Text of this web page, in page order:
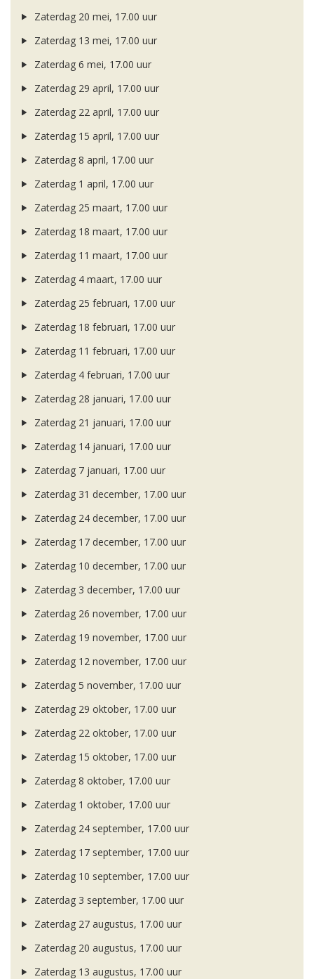
Zaterdag 20 mei, 17.00 uur
Zaterdag 13 mei, 17.00 uur
Zaterdag 6 mei, 17.00 uur
Zaterdag 29 april, 17.00 uur
Zaterdag 22 april, 17.00 uur
Zaterdag 15 april, 17.00 uur
Zaterdag 8 april, 17.00 uur
Zaterdag 1 april, 17.00 uur
Zaterdag 25 maart, 17.00 uur
Zaterdag 18 maart, 17.00 uur
Zaterdag 11 maart, 17.00 uur
Zaterdag 4 maart, 17.00 uur
Zaterdag 25 februari, 17.00 uur
Zaterdag 18 februari, 17.00 uur
Zaterdag 11 februari, 17.00 uur
Zaterdag 4 februari, 17.00 uur
Zaterdag 28 januari, 17.00 uur
Zaterdag 21 januari, 17.00 uur
Zaterdag 14 januari, 17.00 uur
Zaterdag 7 januari, 17.00 uur
Zaterdag 31 december, 17.00 uur
Zaterdag 24 december, 17.00 uur
Zaterdag 17 december, 17.00 uur
Zaterdag 10 december, 17.00 uur
Zaterdag 3 december, 17.00 uur
Zaterdag 26 november, 17.00 uur
Zaterdag 19 november, 17.00 uur
Zaterdag 12 november, 17.00 uur
Zaterdag 5 november, 17.00 uur
Zaterdag 29 oktober, 17.00 uur
Zaterdag 22 oktober, 17.00 uur
Zaterdag 15 oktober, 17.00 uur
Zaterdag 8 oktober, 17.00 uur
Zaterdag 1 oktober, 17.00 uur
Zaterdag 24 september, 17.00 uur
Zaterdag 17 september, 17.00 uur
Zaterdag 10 september, 17.00 uur
Zaterdag 3 september, 17.00 uur
Zaterdag 27 augustus, 17.00 uur
Zaterdag 20 augustus, 17.00 uur
Zaterdag 13 augustus, 17.00 uur